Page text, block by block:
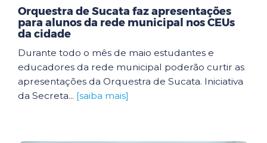
Orquestra de Sucata faz apresentações
para alunos da rede municipal nos CEUs
da cidade
Durante todo o mês de maio estudantes e
educadores da rede municipal poderão curtir as
apresentações da Orquestra de Sucata. Iniciativa
da Secreta... [saiba mais]